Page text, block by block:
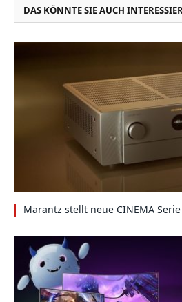
DAS KÖNNTE SIE AUCH
Marantz stellt neue CINEMA